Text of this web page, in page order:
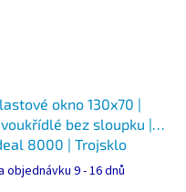
okno 130x70 |
bez sloupku |
8000 | Trojsklo
objednávku 9 - 16 dnů